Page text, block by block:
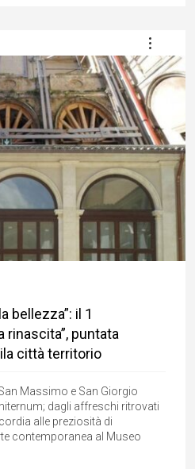
bellezza”: il 1
rinascita”, puntata
città territorio
Massimo e San Giorgio
dagli affreschi ritrovati
alle preziosità di
contemporanea al Museo